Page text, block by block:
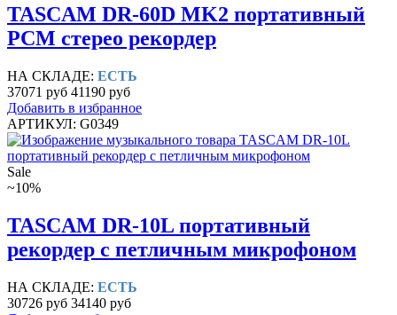
TASCAM DR-60D MK2 портативный
PCM стерео рекордер
НА СКЛАДЕ: ЕСТЬ
37071 руб 41190 руб
Добавить в избранное
АРТИКУЛ: G0349
Sale
~10%
TASCAM DR-10L портативный
рекордер с петличным микрофоном
НА СКЛАДЕ: ЕСТЬ
30726 руб 34140 руб